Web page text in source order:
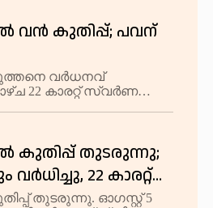
വന്‍ കുതിപ്പ്; പവന്
വർധനവ്
22 കാരറ്റ് സ്വർണത്തിന്
കുതിപ്പ് തുടരുന്നു;
22 കാരറ്റ്
തുടരുന്നു. ഓഗസ്റ്റ് 5